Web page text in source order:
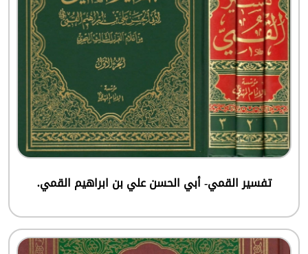
تفسير القمي- أبي الحسن علي بن ابراهيم القمي.